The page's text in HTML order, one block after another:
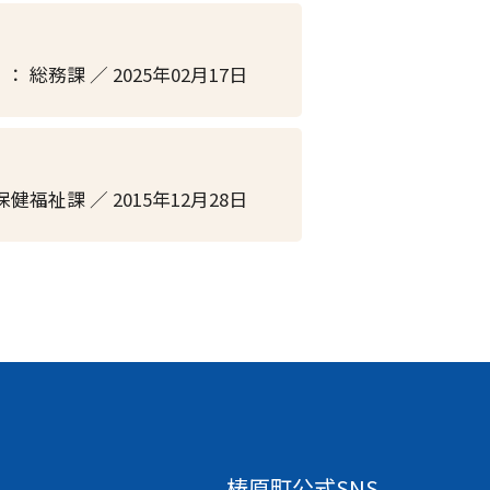
： 総務課 ／ 2025年02月17日
健福祉課 ／ 2015年12月28日